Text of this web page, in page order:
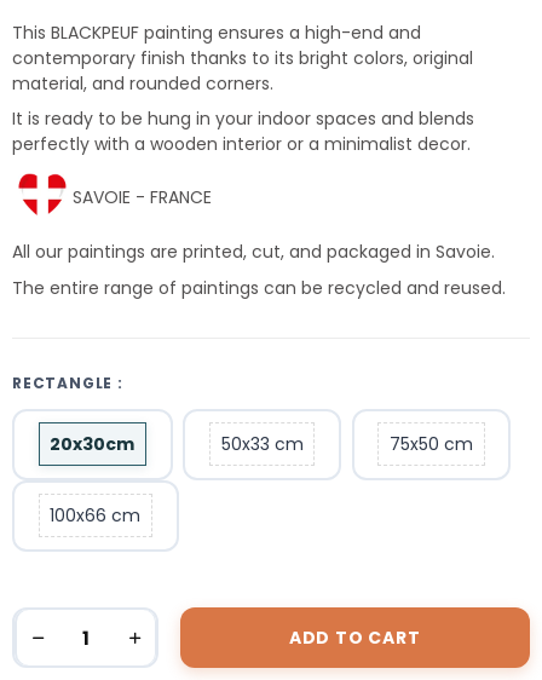
This BLACKPEUF painting ensures a high-end and
contemporary finish thanks to its bright colors, original
material, and rounded corners.
It is ready to be hung in your indoor spaces and blends
perfectly with a wooden interior or a minimalist decor.
SAVOIE - FRANCE
All our paintings are printed, cut, and packaged in Savoie.
The entire range of paintings can be recycled and reused.
RECTANGLE :
20x30cm 50x33 cm 75x50 cm
100x66 cm
ADD TO CART